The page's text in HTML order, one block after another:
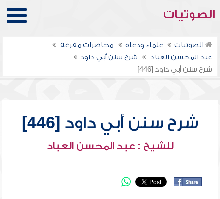
الصوتيات
الصوتيات علماء ودعاة
محاضرات مفرغة
عبد المحسن العباد
شرح سنن أبي داود
شرح سنن أبي داود [446]
شرح سنن أبي داود [446]
للشيخ : عبد المحسن العباد